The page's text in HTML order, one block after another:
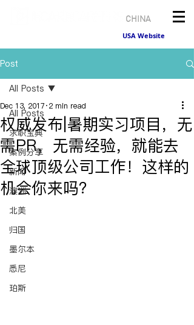
CHINA
USA Website
Post
All Posts
求职宝典
案例分享
新闻
澳洲
北美
归国
墨尔本
悉尼
珀斯
All Posts
权威发布|暑期实习项目，无
需PR，无需经验，就能去
全球顶级公司工作！这样的
机会你来吗？
Dec 13, 2017 2 min read